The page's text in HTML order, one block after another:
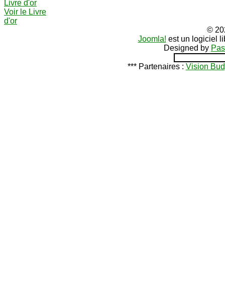
Livre d'or
Voir le Livre
d'or
©
Joomla! est un logiciel
Designed by
*** Partenaires : Vision